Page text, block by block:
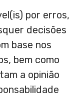
por erros,
decisões
base nos
bem como
a opinião